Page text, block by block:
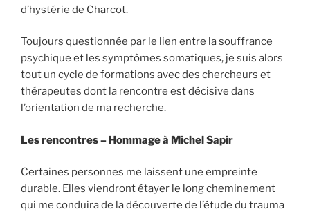
d’hystérie de Charcot.
Toujours questionnée par le lien entre la souffrance
psychique et les symptômes somatiques, je suis alors
tout un cycle de formations avec des chercheurs et
thérapeutes dont la rencontre est décisive dans
l’orientation de ma recherche.
Les rencontres – Hommage à Michel Sapir
Certaines personnes me laissent une empreinte
durable. Elles viendront étayer le long cheminement
qui me conduira de la découverte de l’étude du trauma